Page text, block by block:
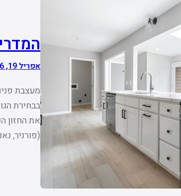
אפריל 19, 2026
מעצבת
את החזון
(פורניר,